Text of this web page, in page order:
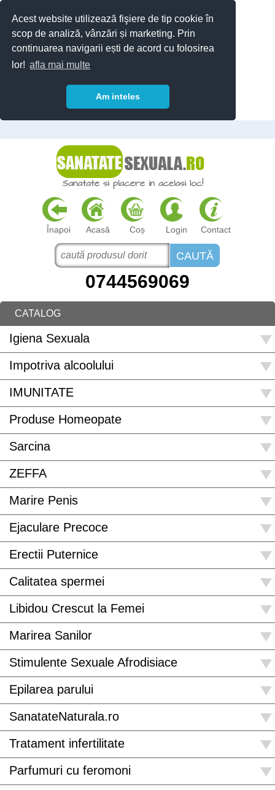
Acest website utilizează fişiere de tip cookie în
scop de analiză, vânzări și marketing. Prin
continuarea navigarii ești de acord cu folosirea
lor! afla mai multe
Am inteles
Înapoi Acasă Coș Login Contact
0744569069
CATALOG
Igiena Sexuala
Impotriva alcoolului
IMUNITATE
Produse Homeopate
Sarcina
ZEFFA
Marire Penis
Ejaculare Precoce
Erectii Puternice
Calitatea spermei
Libidou Crescut la Femei
Marirea Sanilor
Stimulente Sexuale Afrodisiace
Epilarea parului
SanatateNaturala.ro
Tratament infertilitate
Parfumuri cu feromoni